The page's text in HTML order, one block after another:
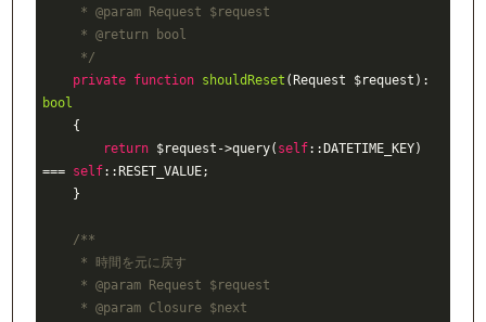
     *
@param Request $request
     *
@return bool
     */
private function shouldReset (Request $request)
bool
{
return $request->query( self::DATETIME_KEY)
=== self::RESET_VALUE;
/**
     *
@param Request $request
     *
@param Closure $next